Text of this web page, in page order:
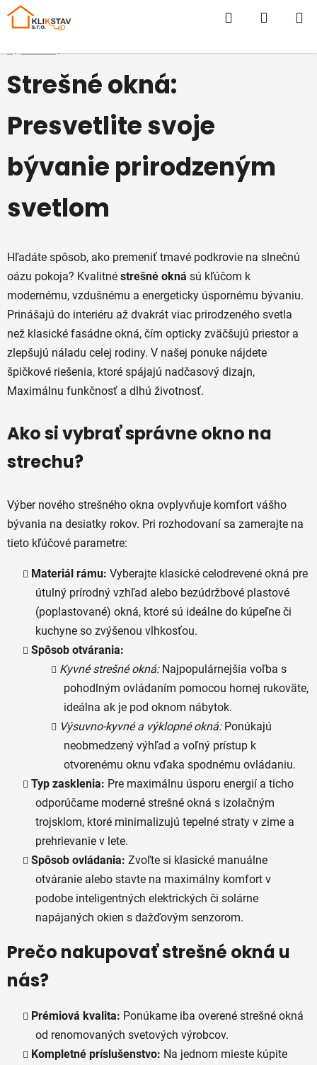
Prejsť
Hľadať
Strešné okná:
Presvetlite svoje
bývanie prirodzeným
svetlom
Hľadáte spôsob, ako premeniť tmavé podkrovie na slnečnú
oázu pokoja? Kvalitné strešné okná sú kľúčom k
modernému, vzdušnému a energeticky úspornému bývaniu.
Prinášajú do interiéru až dvakrát viac prirodzeného svetla
než klasické fasádne okná, čím opticky zväčšujú priestor a
zlepšujú náladu celej rodiny. V našej ponuke nájdete
špičkové riešenia, ktoré spájajú nadčasový dizajn,
Maximálnu funkčnosť a dlhú životnosť.
Ako si vybrať správne okno na
strechu?
Výber nového strešného okna ovplyvňuje komfort vášho
bývania na desiatky rokov. Pri rozhodovaní sa zamerajte na
tieto kľúčové parametre:
Materiál rámu: Vyberajte klasické celodrevené okná pre
útulný prírodný vzhľad alebo bezúdržbové plastové
(poplastované) okná, ktoré sú ideálne do kúpeľne či
kuchyne so zvýšenou vlhkosťou.
Spôsob otvárania:
Kyvné strešné okná:Najpopulárnejšia voľba s
pohodlným ovládaním pomocou hornej rukoväte,
ideálna ak je pod oknom nábytok.
Výsuvno-kyvné a výklopné okná:Ponúkajú
neobmedzený výhľad a voľný prístup k
otvorenému oknu vďaka spodnému ovládaniu.
Typ zasklenia: Pre maximálnu úsporu energií a ticho
odporúčame moderné strešné okná s izolačným
trojsklom, ktoré minimalizujú tepelné straty v zime a
prehrievanie v lete.
Spôsob ovládania: Zvoľte si klasické manuálne
otváranie alebo stavte na maximálny komfort v
podobe inteligentných elektrických či solárne
napájaných okien s dažďovým senzorom.
Prečo nakupovať strešné okná u
nás?
Prémiová kvalita: Ponúkame iba overené strešné okná
od renomovaných svetových výrobcov.
Kompletné príslušenstvo: Na jednom mieste kúpite